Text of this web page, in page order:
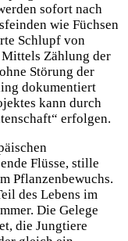
sofort nach
wie Füchsen
Schlupf von
Zählung der
Störung der
dokumentiert
kann durch
erfolgen.
Flüsse, stille
Pflanzenbewuchs.
des Lebens im
Die Gelege
die Jungtiere